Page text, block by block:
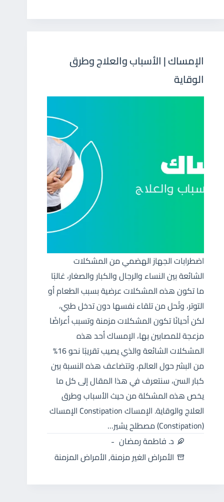
الإمساك | الأسباب والعلاج وطرق
الوقاية
اضطرابات الجهاز الهضمي من المشكلات
الشائعة بين النساء والرجال والكبار والصغار، غالبًا
ما تكون هذه المشكلات عرضية بسبب الطعام أو
التوتر، وتُحل من تلقاء نفسها دون تدخل طبي،
لكن أحيانًا تكون المشكلات مزمنة وتسبب أعراضًا
مزعجة للمصابين بها، الإمساك أحد هذه
المشكلات الشائعة والذي يصيب تقريبًا نحو 16%
من البشر حول العالم، وتتضاعف هذه النسبة بين
كبار السن، سنتعرف في هذا المقال إلى كل ما
يخص هذه المشكلة من حيث الأسباب وطرق
العلاج والوقاية. الإمساك Constipation الإمساك
(Constipation) مصطلح يشير…
د. فاطمة رمضان
الأمراض الغير مزمنة,الأمراض المزمنة